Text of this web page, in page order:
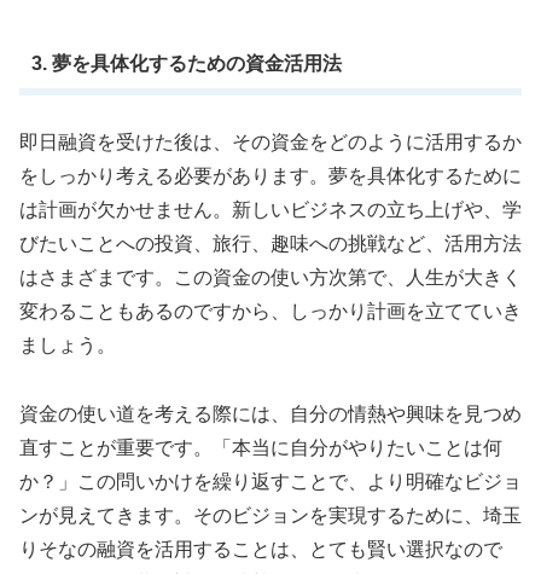
3. 夢を具体化するための資金活用法
即日融資を受けた後は、その資金をどのように活用するか
をしっかり考える必要があります。夢を具体化するために
は計画が欠かせません。新しいビジネスの立ち上げや、学
びたいことへの投資、旅行、趣味への挑戦など、活用方法
はさまざまです。この資金の使い方次第で、人生が大きく
変わることもあるのですから、しっかり計画を立てていき
ましょう。
資金の使い道を考える際には、自分の情熱や興味を見つめ
直すことが重要です。「本当に自分がやりたいことは何
か？」この問いかけを繰り返すことで、より明確なビジョ
ンが見えてきます。そのビジョンを実現するために、埼玉
りそなの融資を活用することは、とても賢い選択なので